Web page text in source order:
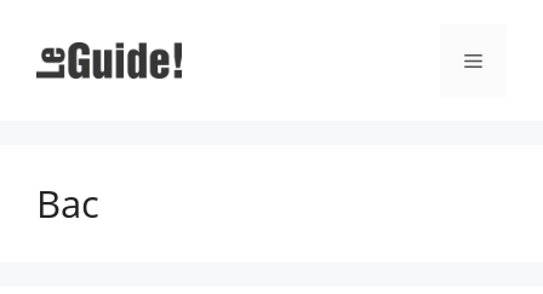
contenu
Menu
Bac